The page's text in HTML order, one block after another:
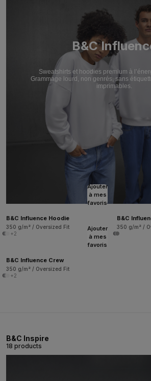
B&C
Sweatshirts et hoodies premium à
Grammage lourd, non genrés, sans
imprimables.
Ajouter
à mes
favoris
B&C Influence Hoodie
350 g/m² / Oversized Fit
+2
B&C
350 g/m² /
Ajouter
à mes
favoris
B&C Influence Crew
350 g/m² / Oversized Fit
+2
B&C Inspire
18 products